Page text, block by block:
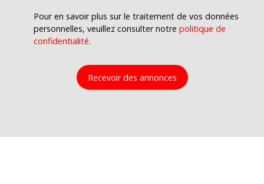
Pour en savoir plus sur le traitement de vos données
personnelles, veuillez consulter notre politique de
confidentialité.
Recevoir des annonces